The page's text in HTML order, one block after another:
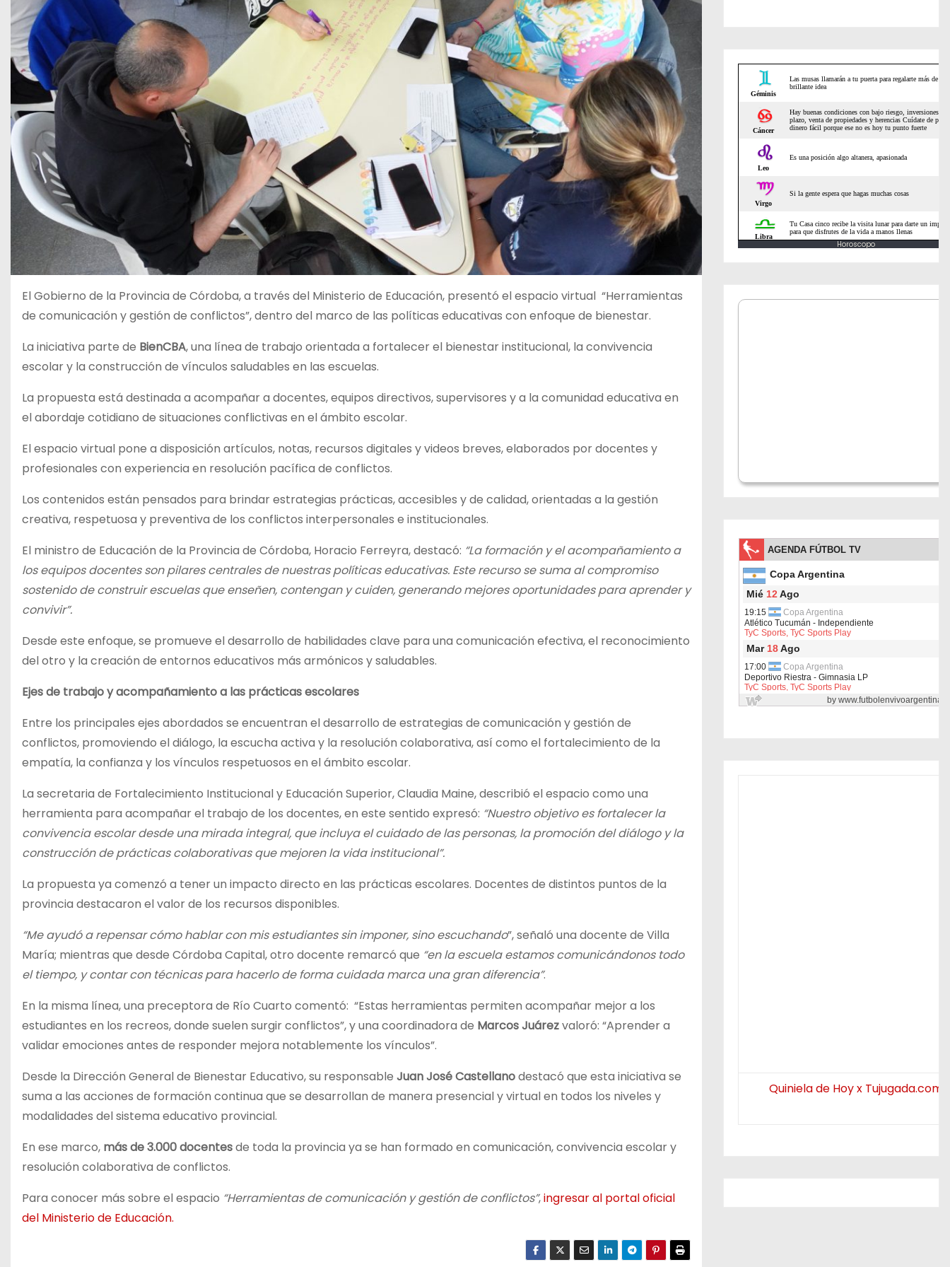
El Gobierno de la Provincia de Córdoba, a través del Ministerio de Educación, presentó el espacio virtual “Herramientas
de comunicación y gestión de conflictos”, dentro del marco de las políticas educativas con enfoque de bienestar.
La iniciativa parte de BienCBA, una línea de trabajo orientada a fortalecer el bienestar institucional, la convivencia
escolar y la construcción de vínculos saludables en las escuelas.
La propuesta está destinada a acompañar a docentes, equipos directivos, supervisores y a la comunidad educativa en
el abordaje cotidiano de situaciones conflictivas en el ámbito escolar.
El espacio virtual pone a disposición artículos, notas, recursos digitales y videos breves, elaborados por docentes y
profesionales con experiencia en resolución pacífica de conflictos.
Los contenidos están pensados para brindar estrategias prácticas, accesibles y de calidad, orientadas a la gestión
creativa, respetuosa y preventiva de los conflictos interpersonales e institucionales.
El ministro de Educación de la Provincia de Córdoba, Horacio Ferreyra, destacó: “La formación y el acompañamiento a
los equipos docentes son pilares centrales de nuestras políticas educativas. Este recurso se suma al compromiso
sostenido de construir escuelas que enseñen, contengan y cuiden, generando mejores oportunidades para aprender y
convivir”.
Desde este enfoque, se promueve el desarrollo de habilidades clave para una comunicación efectiva, el reconocimiento
del otro y la creación de entornos educativos más armónicos y saludables.
Ejes de trabajo y acompañamiento a las prácticas escolares
Entre los principales ejes abordados se encuentran el desarrollo de estrategias de comunicación y gestión de
conflictos, promoviendo el diálogo, la escucha activa y la resolución colaborativa, así como el fortalecimiento de la
empatía, la confianza y los vínculos respetuosos en el ámbito escolar.
La secretaria de Fortalecimiento Institucional y Educación Superior, Claudia Maine, describió el espacio como una
herramienta para acompañar el trabajo de los docentes, en este sentido expresó: “Nuestro objetivo es fortalecer la
convivencia escolar desde una mirada integral, que incluya el cuidado de las personas, la promoción del diálogo y la
construcción de prácticas colaborativas que mejoren la vida institucional”.
La propuesta ya comenzó a tener un impacto directo en las prácticas escolares. Docentes de distintos puntos de la
provincia destacaron el valor de los recursos disponibles.
“Me ayudó a repensar cómo hablar con mis estudiantes sin imponer, sino escuchando”, señaló una docente de Villa
María; mientras que desde Córdoba Capital, otro docente remarcó que “en la escuela estamos comunicándonos todo
el tiempo, y contar con técnicas para hacerlo de forma cuidada marca una gran diferencia”.
En la misma línea, una preceptora de Río Cuarto comentó: “Estas herramientas permiten acompañar mejor a los
estudiantes en los recreos, donde suelen surgir conflictos”, y una coordinadora de Marcos Juárezvaloró: “Aprender a
validar emociones antes de responder mejora notablemente los vínculos”.
Desde la Dirección General de Bienestar Educativo, su responsable Juan José Castellanodestacó que esta iniciativa se
suma a las acciones de formación continua que se desarrollan de manera presencial y virtual en todos los niveles y
modalidades del sistema educativo provincial.
En ese marco, más de 3.000 docentesde toda la provincia ya se han formado en comunicación, convivencia escolar y
resolución colaborativa de conflictos.
Para conocer más sobre el espacio “Herramientas de comunicación y gestión de conflictos”,ingresar al portal oficial
del Ministerio de Educación.
Horoscopo
Quiniela de Hoy x